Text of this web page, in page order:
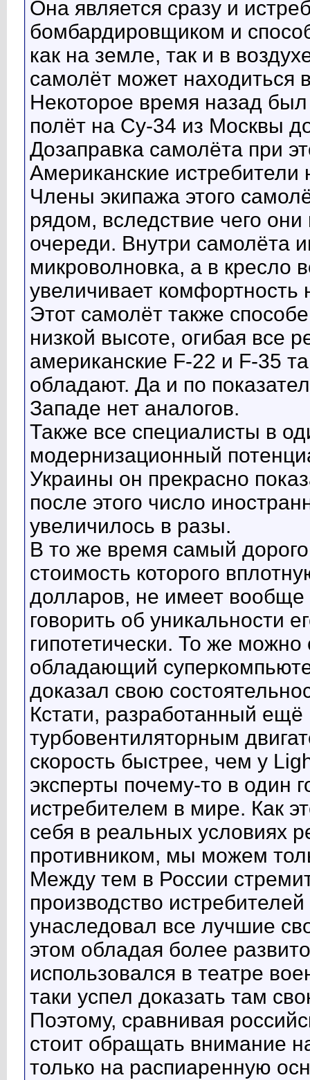
Она является сразу и
бомбардировщиком и
как на земле, так и в
самолёт может находиться
Некоторое время назад
полёт на Су-34 из Москвы
Дозаправка самолёта при
Американские истребители
Члены экипажа этого
рядом, вследствие чего они
очереди. Внутри самолёта
микроволновка, а в кресло
увеличивает
Этот самолёт также
низкой высоте, огибая все
американские F-22 и F-35
обладают. Да и по
Западе нет аналогов.
Также все специалисты в
модернизационный
Украины он прекрасно
после этого число
увеличилось в разы.
В то же время самый
стоимость которого
долларов, не имеет вообще
говорить об уникальности
гипотетически. То же
обладающий
доказал свою
Кстати, разработанный
турбовентиляторным
скорость быстрее, чем у
эксперты почему-то в один
истребителем в мире. Как
себя в реальных условиях
противником, мы можем
Между тем в России
производство
унаследовал все лучшие
этом обладая более
использовался в театре
таки успел доказать там
Поэтому, сравнивая
стоит обращать внимание
только на распиаренную